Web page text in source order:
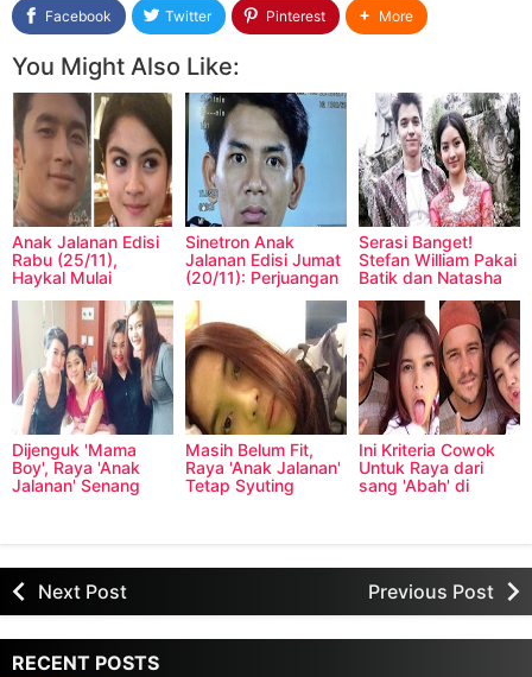
Facebook Twitter Pinterest More
You Might Also Like:
Anak Jalanan Edisi
Rabu (25/11),
Haykal Mulai
Sinetron Anak
Jalanan Edisi Jumat
(20/11): Perjuangan
Serasi Banget!
Stefan William Pakai
Batik dan Natasha
Kebaya
Dijenguk 'Mama
Boy', Raya 'Anak
Jalanan' Senang
Masih Belum Fit,
Raya 'Anak Jalanan'
Tetap Syuting
Ini Kriteria Cowok
Untuk Raya dari
sang 'Abah' di
Next Post Previous Post
RECENT POSTS